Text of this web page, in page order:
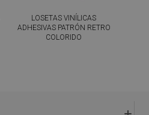
LOSETAS VINÍLICAS
ADHESIVAS PATRÓN RETRO
COLORIDO